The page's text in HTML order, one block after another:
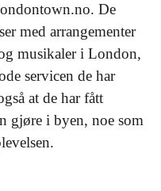
De
med arrangementer
musikaler i London,
servicen de har
at de har fått
gjøre i byen, noe som